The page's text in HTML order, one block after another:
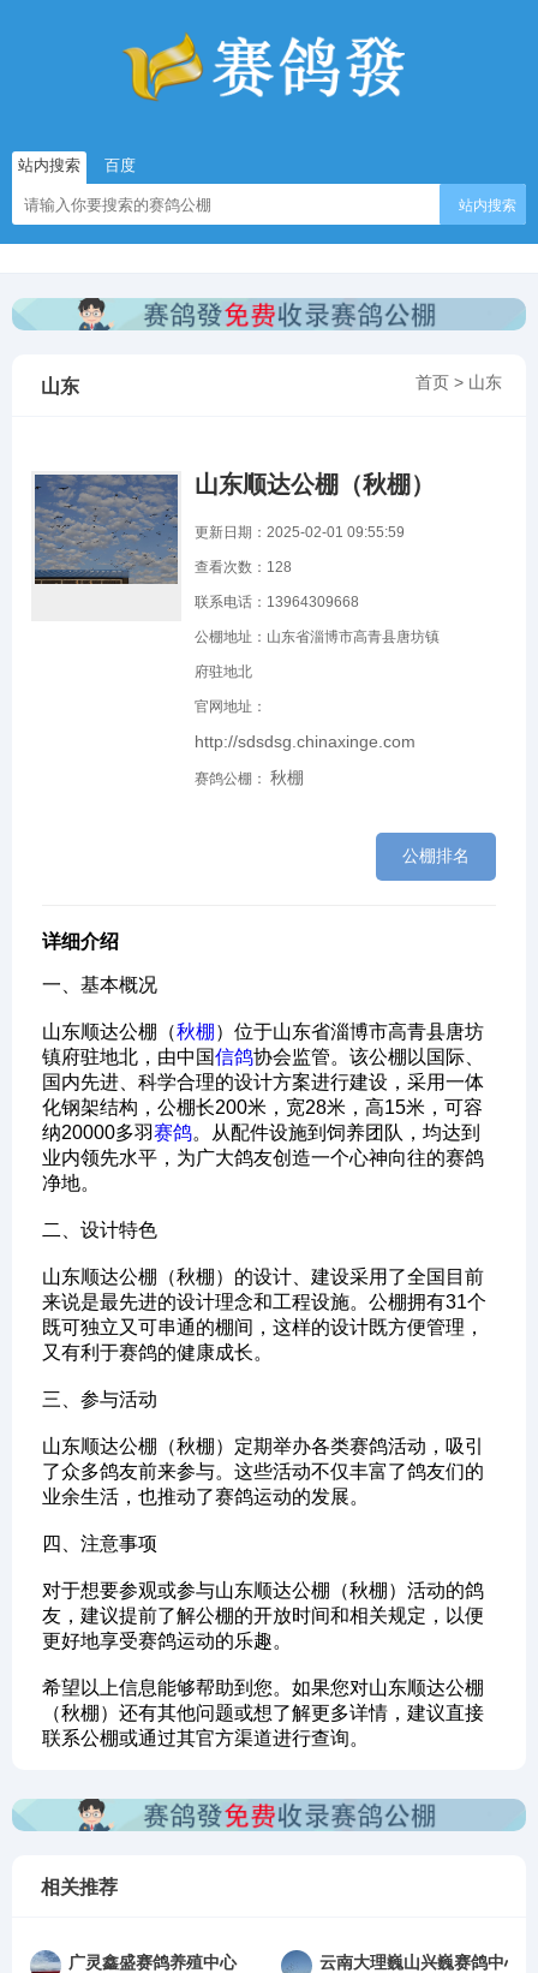
站内搜索 百度
站内搜索
首页 > 山东
山东
山东顺达公棚（秋棚）
更新日期：2025-02-01 09:55:59
查看次数： 128
联系电话：13964309668
公棚地址：山东省淄博市高青县唐坊镇
府驻地北
官网地址：
http://sdsdsg.chinaxinge.com
赛鸽公棚： 秋棚
公棚排名
详细介绍
一、基本概况‌
山东顺达公棚（秋棚 ）位于山东省淄博市高青县唐坊
镇府驻地北，由中国信鸽协会监管。该公棚以国际、
国内先进、科学合理的设计方案进行建设，采用一体
化钢架结构，公棚长200米，宽28米，高15米，可容
纳20000多羽赛鸽。从配件设施到饲养团队，均达到
业内领先水平，为广大鸽友创造一个心神向往的赛鸽
净地。
‌二、设计特色‌
山东顺达公棚（秋棚）的设计、建设采用了全国目前
来说是最先进的设计理念和工程设施。公棚拥有31个
既可独立又可串通的棚间，这样的设计既方便管理，
又有利于赛鸽的健康成长。
‌三、参与活动‌
山东顺达公棚（秋棚）定期举办各类赛鸽活动，吸引
了众多鸽友前来参与。这些活动不仅丰富了鸽友们的
业余生活，也推动了赛鸽运动的发展。
‌四、注意事项‌
对于想要参观或参与山东顺达公棚（秋棚）活动的鸽
友，建议提前了解公棚的开放时间和相关规定，以便
更好地享受赛鸽运动的乐趣。
希望以上信息能够帮助到您。如果您对山东顺达公棚
（秋棚）还有其他问题或想了解更多详情，建议直接
联系公棚或通过其官方渠道进行查询。
相关推荐
广灵鑫盛赛鸽养殖中心 云南大理巍山兴巍赛鸽中心